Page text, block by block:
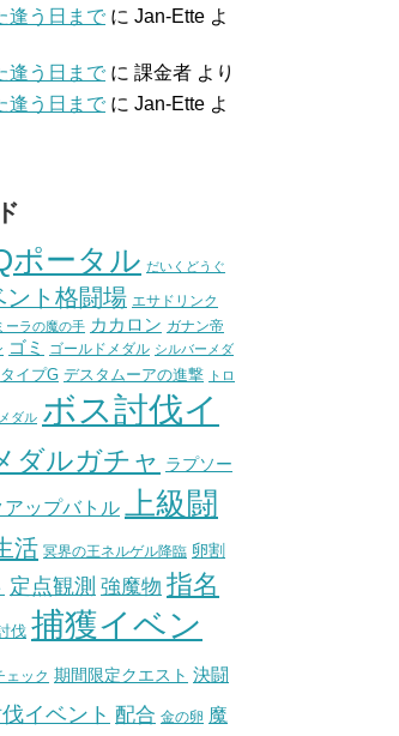
逢う日まで に Jan-Ette よ
逢う日まで に 課金者 より
逢う日まで に Jan-Ette よ
ポータル だいくどうぐ
ント格闘場 エサドリンク
ーラの魔の手 カカロン ガナン帝
ゴミ ゴールドメダル シルバーメダ
タイプG デスタムーアの進撃 トロ
ダル ボス討伐イ
ダルガチャ ラプソー
アップバトル 上級闘
活 冥界の王ネルゲル降臨 卵割
定点観測 強魔物 指名
伐 捕獲イベン
ェック 期間限定クエスト 決闘
イベント 配合 金の卵 魔